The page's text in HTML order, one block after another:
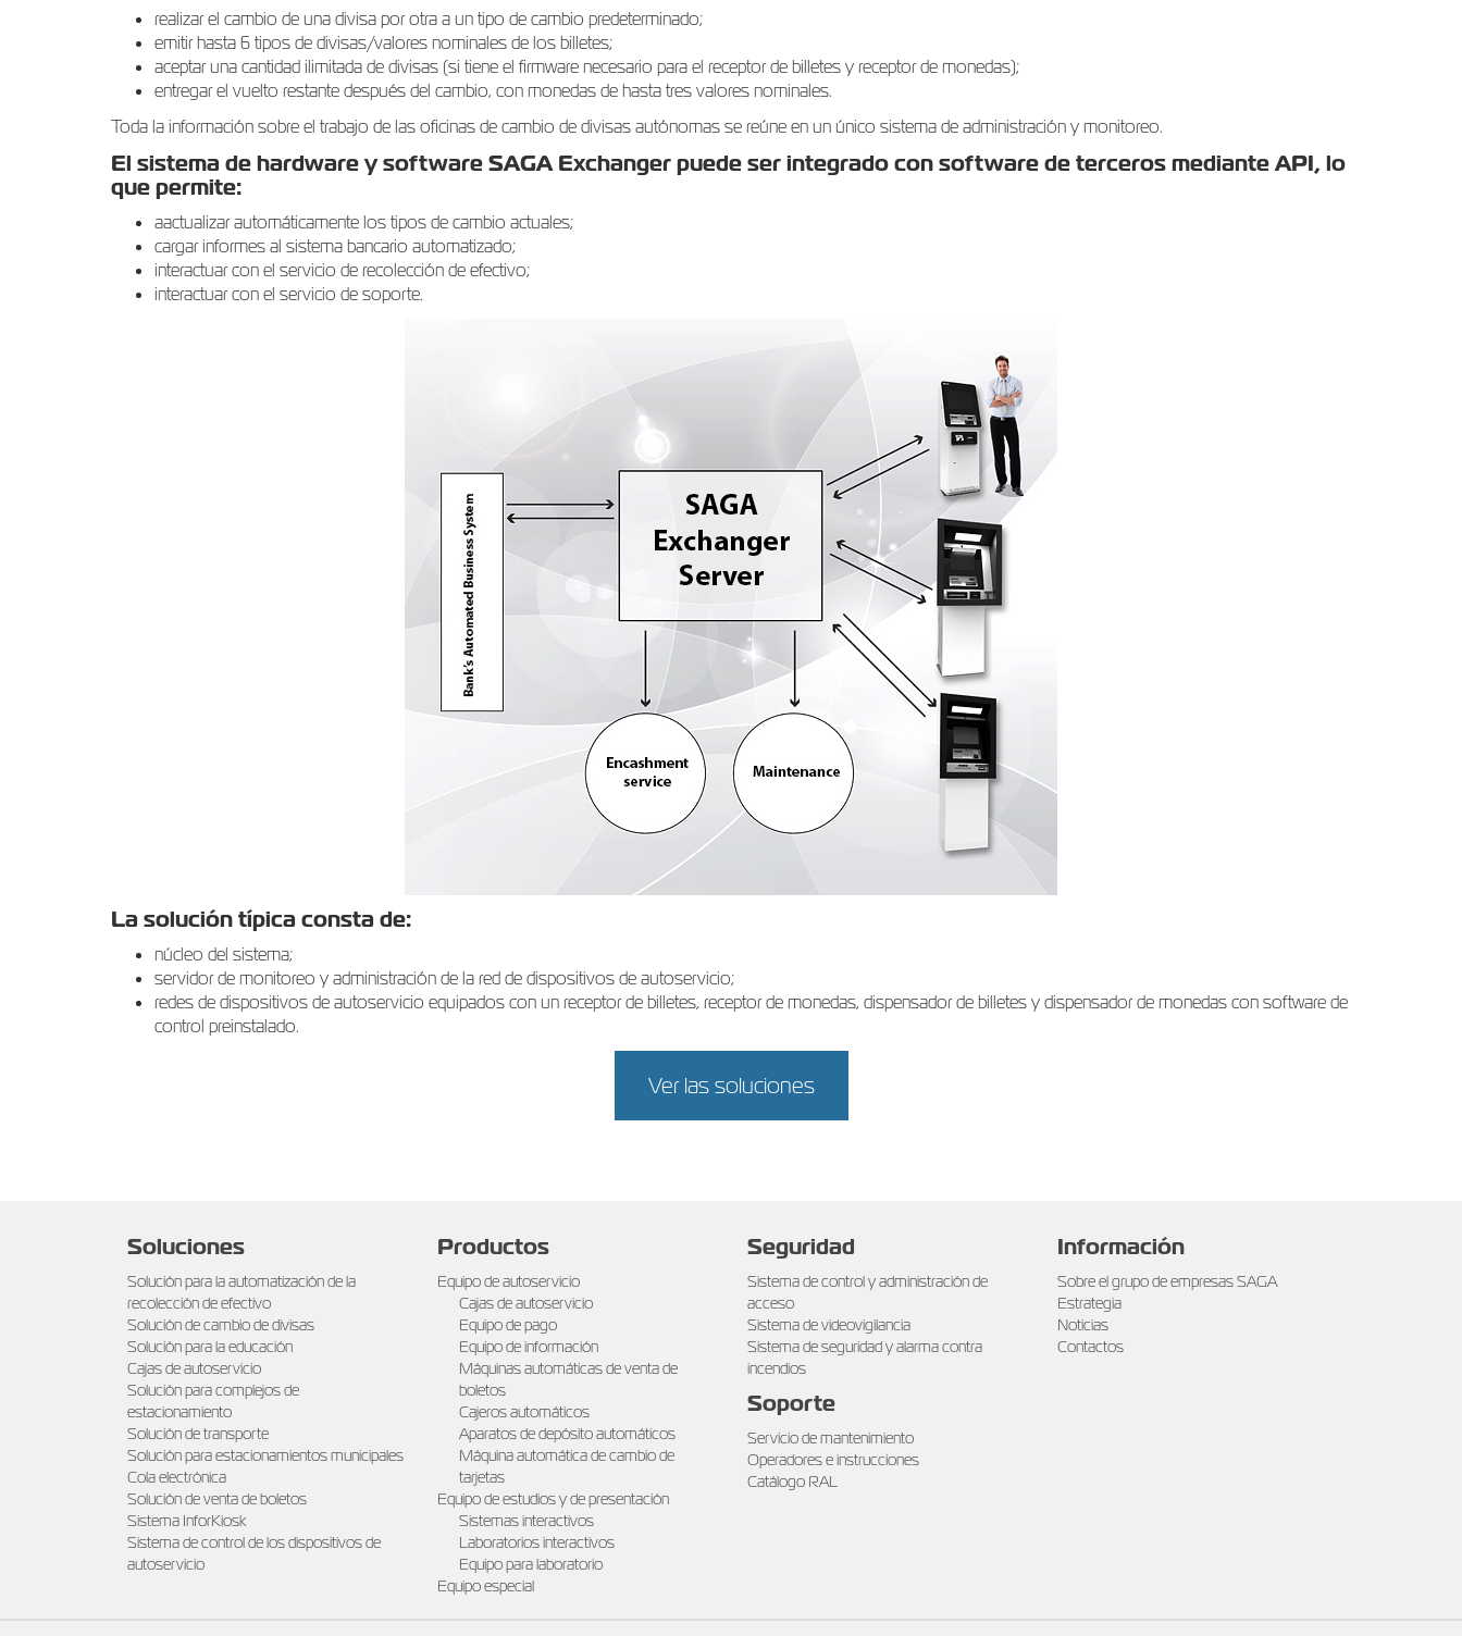
realizar el cambio de una divisa por otra a un tipo de cambio predeterminado;
emitir hasta 6 tipos de divisas/valores nominales de los billetes;
aceptar una cantidad ilimitada de divisas (si tiene el firmware necesario para el receptor de billetes y receptor de monedas);
entregar el vuelto restante después del cambio, con monedas de hasta tres valores nominales.
Toda la información sobre el trabajo de las oficinas de cambio de divisas autónomas se reúne en un único sistema de administración y monitoreo.
El sistema de hardware y software SAGA Exchanger puede ser integrado con software de terceros mediante API, lo
que permite:
аactualizar automáticamente los tipos de cambio actuales;
cargar informes al sistema bancario automatizado;
interactuar con el servicio de recolección de efectivo;
interactuar con el servicio de soporte.
La solución típica consta de:
núcleo del sistema;
servidor de monitoreo y administración de la red de dispositivos de autoservicio;
redes de dispositivos de autoservicio equipados con un receptor de billetes, receptor de monedas, dispensador de billetes y dispensador de monedas con software de
control preinstalado.
Ver las soluciones
Soluciones
Solución para la automatización de la
recolección de efectivo
Solución de cambio de divisas
Solución para la educación
Cajas de autoservicio
Solución para complejos de
estacionamiento
Solución de transporte
Solución para estacionamientos municipales
Cola electrónica
Solución de venta de boletos
Sistema InforKiosk
Sistema de control de los dispositivos de
autoservicio
Productos
Equipo de autoservicio
Cajas de autoservicio
Equipo de pago
Equipo de información
Máquinas automáticas de venta de
boletos
Cajeros automáticos
Aparatos de depósito automáticos
Máquina automática de cambio de
tarjetas
Equipo de estudios y de presentación
Sistemas interactivos
Laboratorios interactivos
Equipo para laboratorio
Equipo especial
Seguridad
Sistema de control y administración de
acceso
Sistema de videovigilancia
Sistema de seguridad y alarma contra
incendios
Soporte
Servicio de mantenimiento
Operadores e instrucciones
Catálogo RAL
Información
Sobre el grupo de empresas SAGA
Estrategia
Noticias
Contactos